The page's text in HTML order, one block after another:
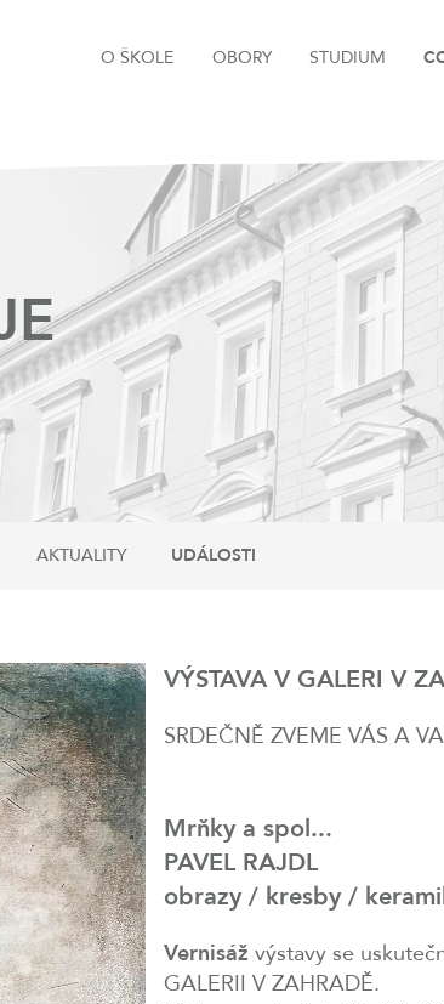
O ŠKOLE OBORY STUDIUM
AKTUALITY UDÁLOSTI
VÝSTAVA V GALERI V
SRDEČNĚ ZVEME VÁS A
Mrňky a spol...
PAVEL RAJDL
obrazy / kresby /
Vernisáž výstavy se
GALERII V ZAHRADĚ.